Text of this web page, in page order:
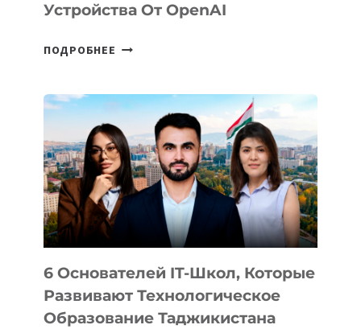
Устройства От OpenAI
ПОДРОБНЕЕ СТАЛИ
ВНЕШНЕГО
ВИДА
НОВОГО
УСТРОЙСТВА
ОТ
OPENAI
6 Основателей IT-Школ, Которые
Развивают Технологическое
Образование Таджикистана